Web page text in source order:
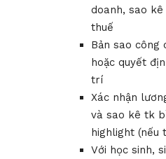
doanh, sao
thuế
Bản sao công
hoặc quyết
trí
Xác nhận
và sao kê tk
highlight (nếu
Với học sinh,